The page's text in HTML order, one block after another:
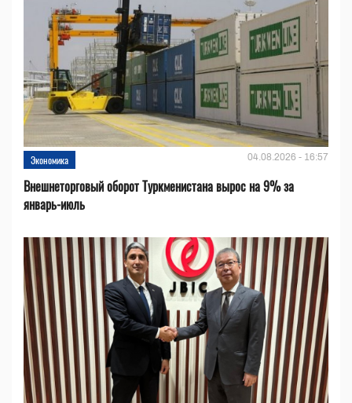
Экономика 04.08.2026 - 16:57
Внешнеторговый оборот Туркменистана вырос на 9% за
январь-июль